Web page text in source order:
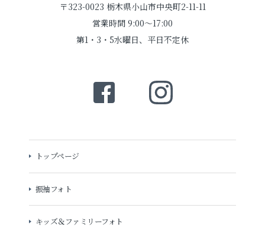
〒323-0023 栃木県小山市中央町2-11-11
営業時間 9:00～17:00
第1・3・5水曜日、平日不定休
トップページ
振袖フォト
キッズ＆ファミリーフォト